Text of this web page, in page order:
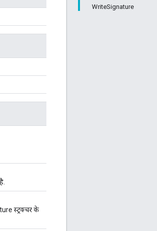
WriteSignature
स्ट्रक्चर के